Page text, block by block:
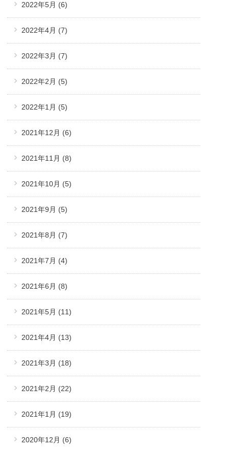
2022年5月 (6)
2022年4月 (7)
2022年3月 (7)
2022年2月 (5)
2022年1月 (5)
2021年12月 (6)
2021年11月 (8)
2021年10月 (5)
2021年9月 (5)
2021年8月 (7)
2021年7月 (4)
2021年6月 (8)
2021年5月 (11)
2021年4月 (13)
2021年3月 (18)
2021年2月 (22)
2021年1月 (19)
2020年12月 (6)